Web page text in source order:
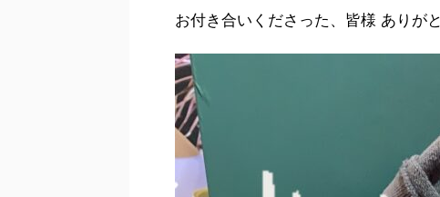
お付き合いくださった、皆様 ありが